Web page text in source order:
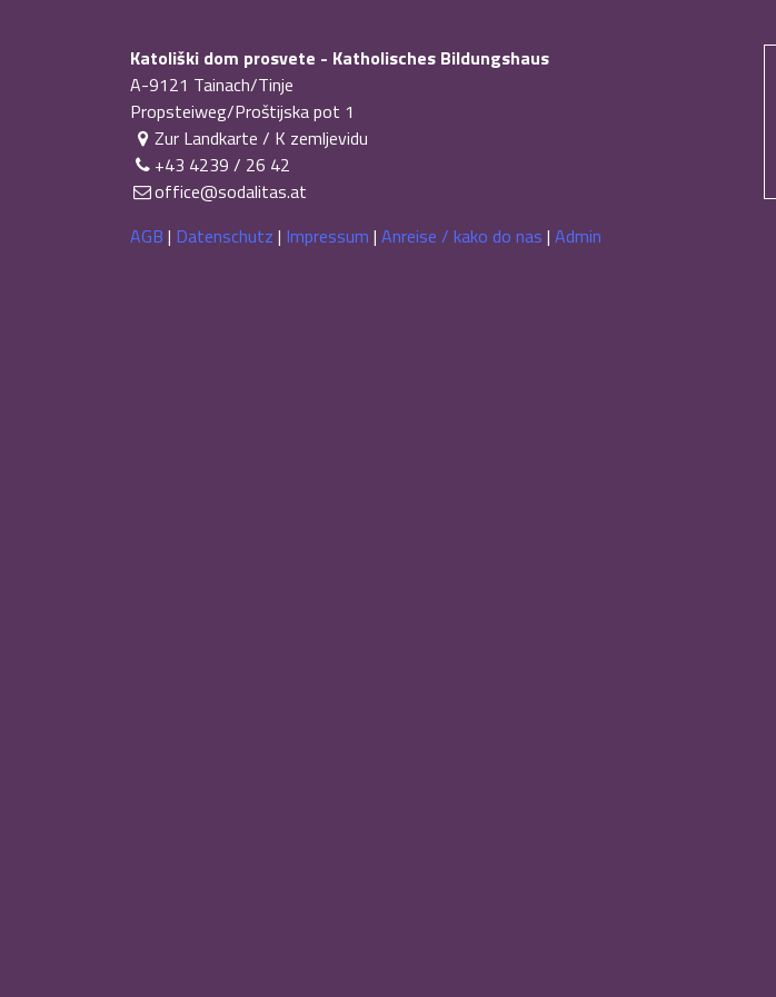
Katoliški dom prosvete - Katholisches Bildungshaus
A-9121 Tainach/Tinje
Propsteiweg/Proštijska pot 1
Zur Landkarte / K zemljevidu
+43 4239 / 26 42
office@sodalitas.at
AGB | Datenschutz | Impressum | Anreise / kako do nas | Admin